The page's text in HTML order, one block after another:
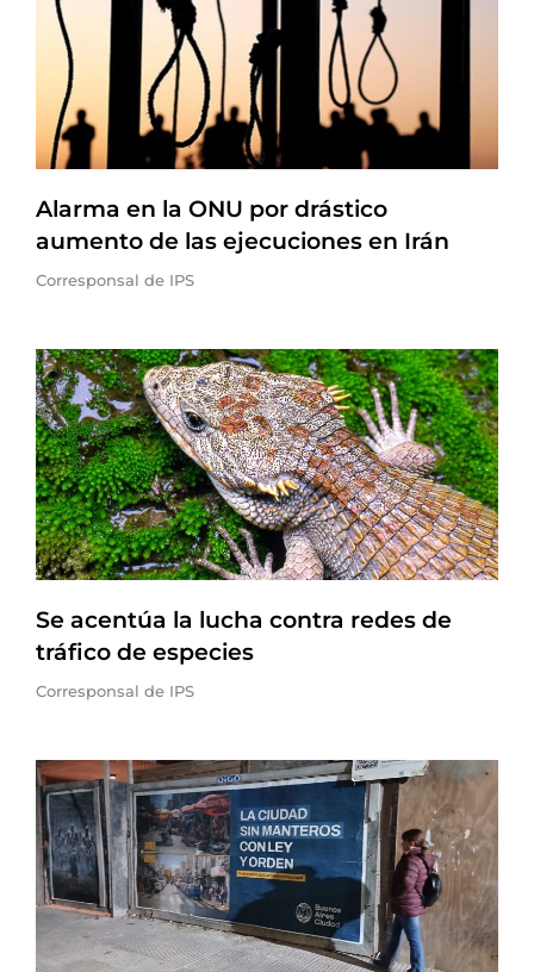
Alarma en la ONU por drástico
aumento de las ejecuciones en Irán
Corresponsal de IPS
Se acentúa la lucha contra redes de
tráfico de especies
Corresponsal de IPS